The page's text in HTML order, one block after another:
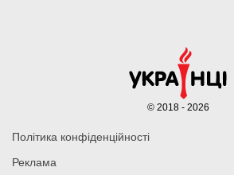
Політика конфіденційності
Реклама
© 2018 - 2026